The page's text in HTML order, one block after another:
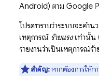
Android) ตาม Google
โปรดทราบว่าระบบจะคำ
เหตุการณ์ ร้ายแรงเท่านั้น
รายงานว่าเป็นเหตุการณ์
สำคัญ: หากต้องการให้